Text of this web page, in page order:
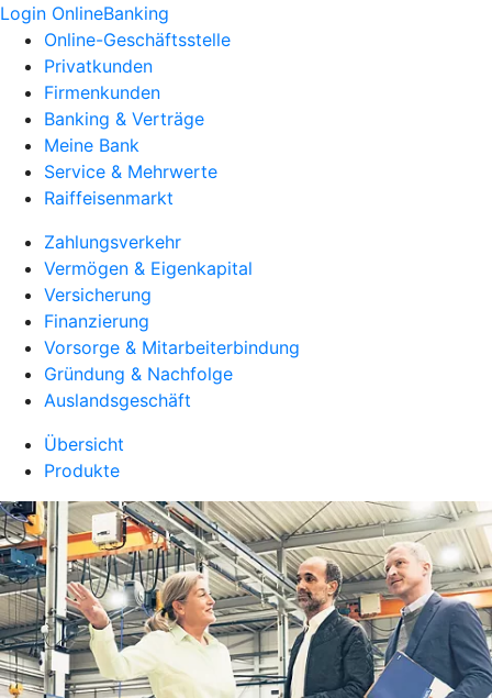
Login OnlineBanking
Online-Geschäftsstelle
Privatkunden
Firmenkunden
Banking & Verträge
Meine Bank
Service & Mehrwerte
Raiffeisenmarkt
Zahlungsverkehr
Vermögen & Eigenkapital
Versicherung
Finanzierung
Vorsorge & Mitarbeiterbindung
Gründung & Nachfolge
Auslandsgeschäft
Übersicht
Produkte